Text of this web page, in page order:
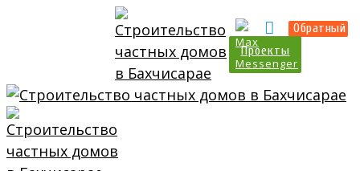
Проекты
Обратный